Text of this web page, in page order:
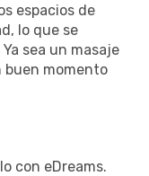
espacios de
lo que se
sea un masaje
buen momento
con eDreams.